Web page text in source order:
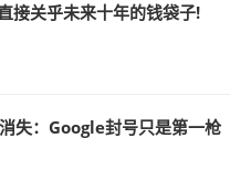
接关乎未来十年的钱袋子!
失：Google封号只是第一枪